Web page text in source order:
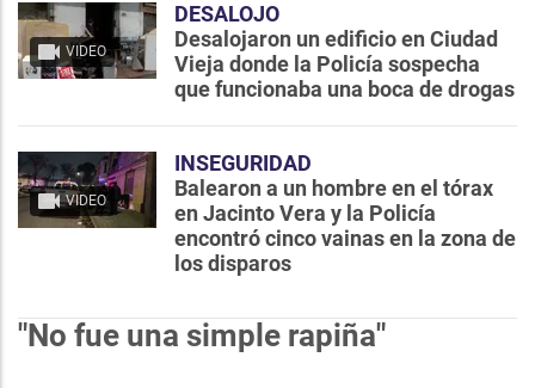
VIDEO
DESALOJO
Desalojaron un edificio en Ciudad
Vieja donde la Policía sospecha
que funcionaba una boca de drogas
VIDEO
INSEGURIDAD
Balearon a un hombre en el tórax
en Jacinto Vera y la Policía
encontró cinco vainas en la zona de
los disparos
"No fue una simple rapiña"